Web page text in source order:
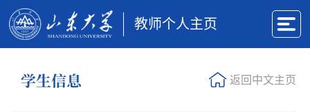
教师个人主页
学生信息 返回中文主页